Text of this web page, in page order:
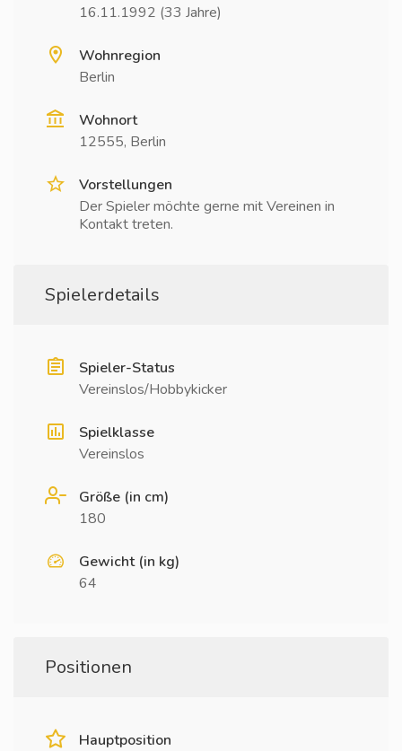
16.11.1992 (33 Jahre)
Wohnregion
Berlin
Wohnort
12555, Berlin
Vorstellungen
Der Spieler möchte gerne mit Vereinen in
Kontakt treten.
Spielerdetails
Spieler-Status
Vereinslos/Hobbykicker
Spielklasse
Vereinslos
Größe (in cm)
180
Gewicht (in kg)
64
Positionen
Hauptposition